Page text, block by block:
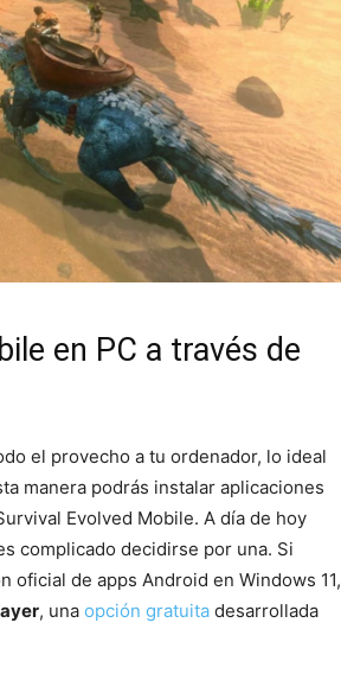
en PC a través de
el provecho a tu ordenador, lo ideal
manera podrás instalar aplicaciones
Evolved Mobile. A día de hoy
complicado decidirse por una. Si
de apps Android en Windows 11,
, una opción gratuita desarrollada